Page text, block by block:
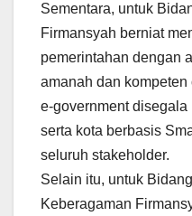
Sementara, untuk
Firmansyah berniat
pemerintahan dengan
amanah dan
e-government
serta kota berbasis
seluruh stakeholder.
Selain itu, untuk
Keberagaman